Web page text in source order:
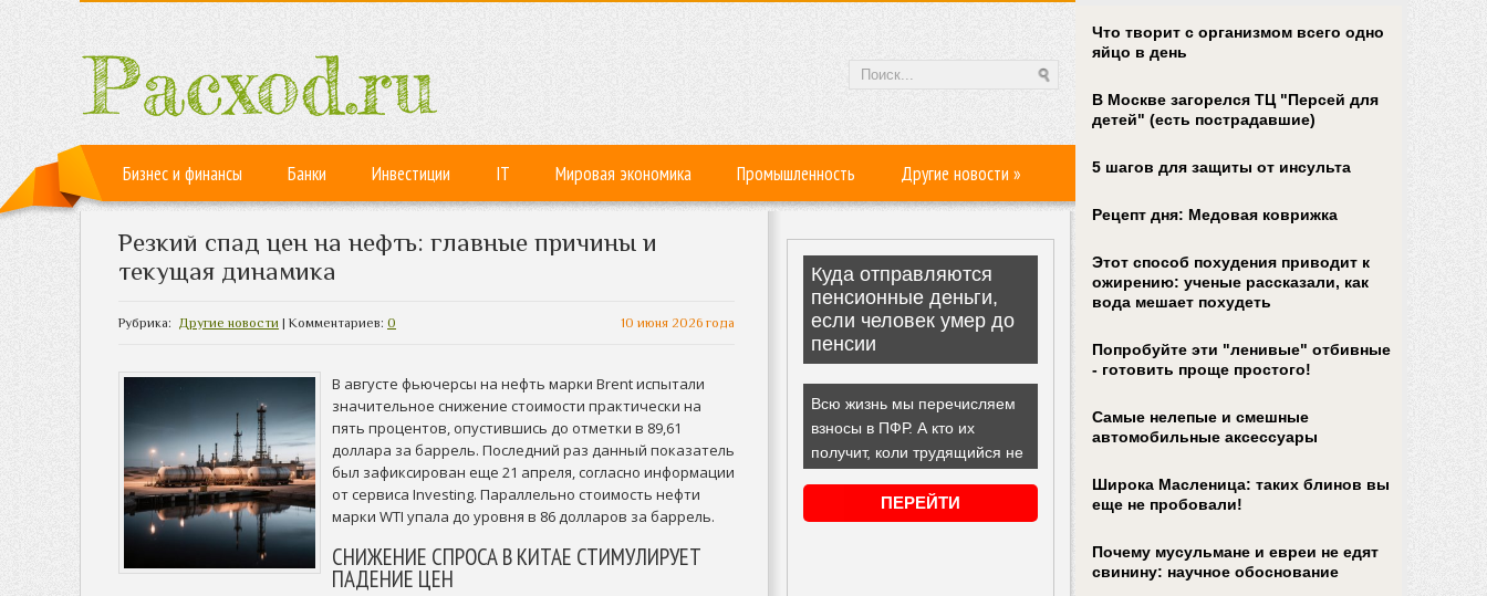
Бизнес и финансы Банки Инвестиции IT Мировая экономика Промышленность Другие новости »
Резкий спад цен на нефть: главные причины и
текущая динамика
10 июня 2026 года
Рубрика: Другие новости | Комментариев: 0
В августе фьючерсы на нефть марки Brent испытали
значительное снижение стоимости практически на
пять процентов, опустившись до отметки в 89,61
доллара за баррель. Последний раз данный показатель
был зафиксирован еще 21 апреля, согласно информации
от сервиса Investing. Параллельно стоимость нефти
марки WTI упала до уровня в 86 долларов за баррель.
СНИЖЕНИЕ СПРОСА В КИТАЕ СТИМУЛИРУЕТ
ПАДЕНИЕ ЦЕН
Что творит с организмом всего одно
яйцо в день
В Москве загорелся ТЦ "Персей для
детей" (есть пострадавшие)
5 шагов для защиты от инсульта
Рецепт дня: Медовая коврижка
Этот способ похудения приводит к
ожирению: ученые рассказали, как
вода мешает похудеть
Попробуйте эти "ленивые" отбивные
- готовить проще простого!
Самые нелепые и смешные
автомобильные аксессуары
Широка Масленица: таких блинов вы
еще не пробовали!
Почему мусульмане и евреи не едят
свинину: научное обоснование